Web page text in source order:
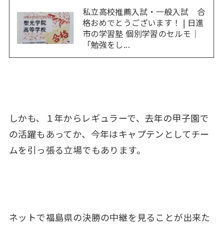
私立高校推薦入試・一般入試 合
格おめでとうございます！ | 日進
市の学習塾 個別学習のセルモ｜
「勉強をし...
しかも、１年からレギュラーで、去年の甲子園で
の活躍もあってか、今年はキャプテンとしてチー
ムを引っ張る立場でもあります。
ネットで福島県の決勝の中継を見ることが出来た